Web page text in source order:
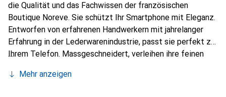
die Qualität und das Fachwissen der französischen
Boutique Noreve. Sie schützt Ihr Smartphone mit Eleganz.
Entworfen von erfahrenen Handwerkern mit jahrelanger
Erfahrung in der Lederwarenindustrie, passt sie perfekt zu
Ihrem Telefon. Massgeschneidert, verleihen ihre feinen
und unverzichtbaren Accessoire für Ihr Smartphone.
Mehr anzeigen